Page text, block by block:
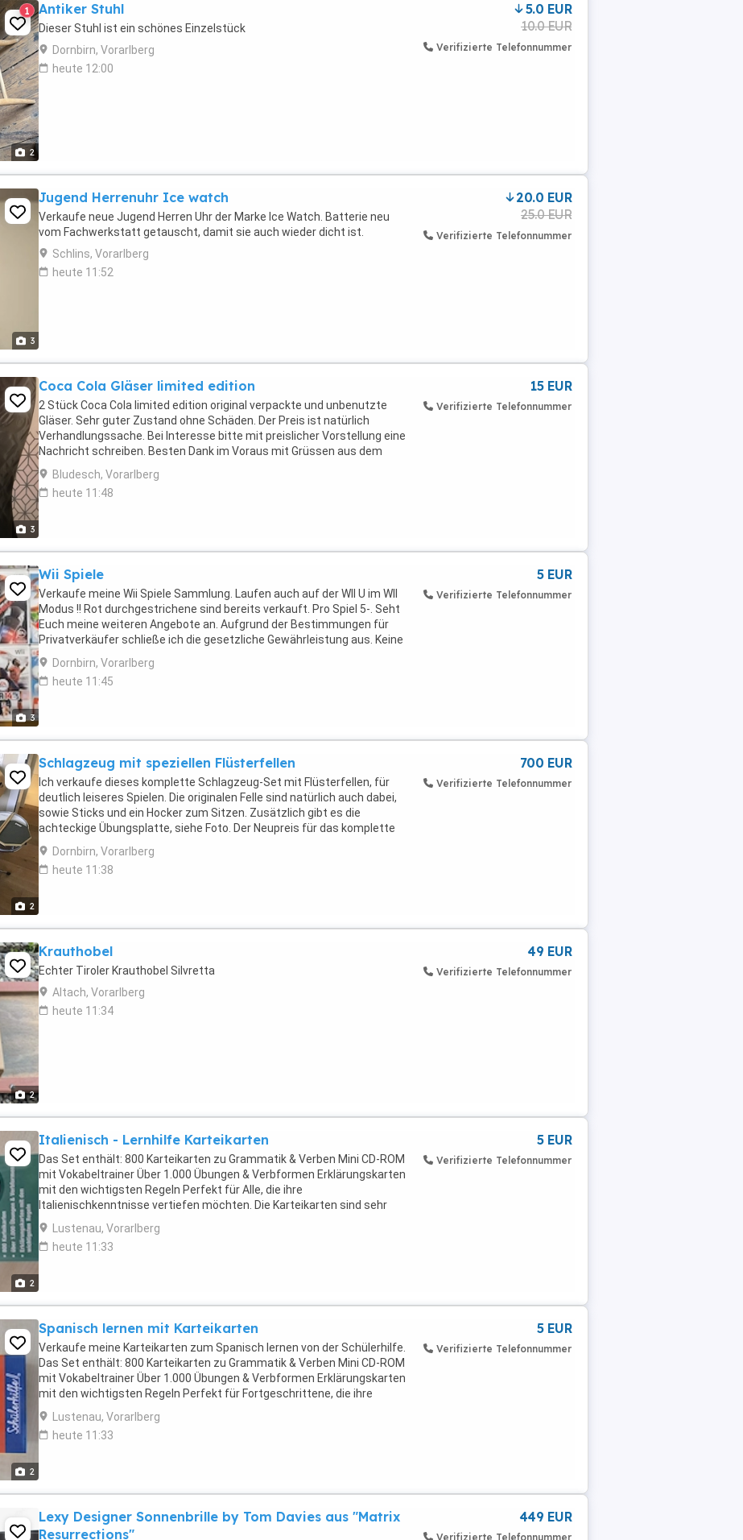
2
1 Antiker Stuhl
Dieser Stuhl ist ein schönes Einzelstück
Dornbirn, Vorarlberg
heute 12:00
5.0 EUR
10.0 EUR
Verifizierte Telefonnummer
3
Jugend Herrenuhr Ice watch
Verkaufe neue Jugend Herren Uhr der Marke Ice Watch. Batterie neu
vom Fachwerkstatt getauscht, damit sie auch wieder dicht ist.
Schlins, Vorarlberg
heute 11:52
20.0 EUR
25.0 EUR
Verifizierte Telefonnummer
3
Coca Cola Gläser limited edition
2 Stück Coca Cola limited edition original verpackte und unbenutzte
Gläser. Sehr guter Zustand ohne Schäden. Der Preis ist natürlich
Verhandlungssache. Bei Interesse bitte mit preislicher Vorstellung eine
Nachricht schreiben. Besten Dank im Voraus mit Grüssen aus dem
Ländle
Bludesch, Vorarlberg
heute 11:48
15 EUR
Verifizierte Telefonnummer
3
Wii Spiele
Verkaufe meine Wii Spiele Sammlung. Laufen auch auf der WII U im WII
Modus !! Rot durchgestrichene sind bereits verkauft. Pro Spiel 5-. Seht
Euch meine weiteren Angebote an. Aufgrund der Bestimmungen für
Privatverkäufer schließe ich die gesetzliche Gewährleistung aus. Keine
Rücknahme.
Dornbirn, Vorarlberg
heute 11:45
5 EUR
Verifizierte Telefonnummer
2
Schlagzeug mit speziellen Flüsterfellen
Ich verkaufe dieses komplette Schlagzeug-Set mit Flüsterfellen, für
deutlich leiseres Spielen. Die originalen Felle sind natürlich auch dabei,
sowie Sticks und ein Hocker zum Sitzen. Zusätzlich gibt es die
achteckige Übungsplatte, siehe Foto. Der Neupreis für das komplette
Set lag bei 1.100 EUR.
Dornbirn, Vorarlberg
heute 11:38
700 EUR
Verifizierte Telefonnummer
2
Krauthobel
Echter Tiroler Krauthobel Silvretta
Altach, Vorarlberg
heute 11:34
49 EUR
Verifizierte Telefonnummer
2
Italienisch - Lernhilfe Karteikarten
Das Set enthält: 800 Karteikarten zu Grammatik & Verben Mini CD-ROM
mit Vokabeltrainer Über 1.000 Übungen & Verbformen Erklärungskarten
mit den wichtigsten Regeln Perfekt für Alle, die ihre
Italienischkenntnisse vertiefen möchten. Die Karteikarten sind sehr
übersichtlich gestaltet und helfen beim systematischen ...
Lustenau, Vorarlberg
heute 11:33
5 EUR
Verifizierte Telefonnummer
2
Spanisch lernen mit Karteikarten
Verkaufe meine Karteikarten zum Spanisch lernen von der Schülerhilfe.
Das Set enthält: 800 Karteikarten zu Grammatik & Verben Mini CD-ROM
mit Vokabeltrainer Über 1.000 Übungen & Verbformen Erklärungskarten
mit den wichtigsten Regeln Perfekt für Fortgeschrittene, die ihre
Spanischkenntnisse vertiefen ...
Lustenau, Vorarlberg
heute 11:33
5 EUR
Verifizierte Telefonnummer
Lexy Designer Sonnenbrille by Tom Davies aus "Matrix
Resurrections"
449 EUR
Verifizierte Telefonnummer